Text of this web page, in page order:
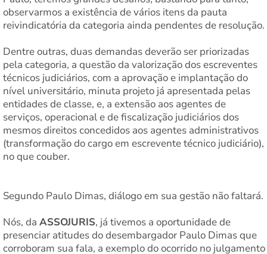
observarmos a existência de vários itens da pauta
reivindicatória da categoria ainda pendentes de resolução.
Dentre outras, duas demandas deverão ser priorizadas
pela categoria, a questão da valorização dos escreventes
técnicos judiciários, com a aprovação e implantação do
nível universitário, minuta projeto já apresentada pelas
entidades de classe, e, a extensão aos agentes de
serviços, operacional e de fiscalização judiciários dos
mesmos direitos concedidos aos agentes administrativos
(transformação do cargo em escrevente técnico judiciário),
no que couber.
Segundo Paulo Dimas, diálogo em sua gestão não faltará.
Nós, da ASSOJURIS, já tivemos a oportunidade de
presenciar atitudes do desembargador Paulo Dimas que
corroboram sua fala, a exemplo do ocorrido no julgamento